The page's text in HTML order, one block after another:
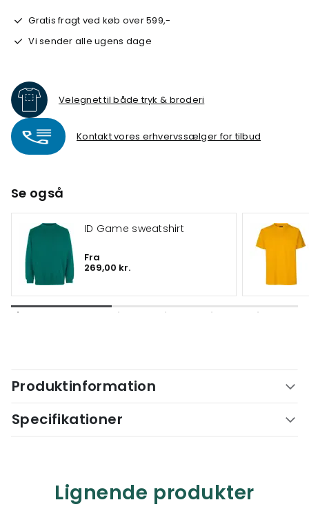
Gratis fragt ved køb over 599,-
Vi sender alle ugens dage
Velegnet til både tryk & broderi
Kontakt vores erhvervssælger for tilbud
Se også
ID Game sweatshirt
Fra
269,00 kr.
Produktinformation
Specifikationer
Lignende produkter